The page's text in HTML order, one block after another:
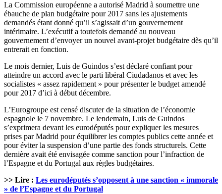
La Commission européenne a autorisé Madrid à soumettre une
ébauche de plan budgétaire pour 2017 sans les ajustements
demandés étant donné qu’il s’agissait d’un gouvernement
intérimaire. L’exécutif a toutefois demandé au nouveau
gouvernement d’envoyer un nouvel avant-projet budgétaire dès qu’il
entrerait en fonction.
Le mois dernier, Luis de Guindos s’est déclaré confiant pour
atteindre un accord avec le parti libéral Ciudadanos et avec les
socialistes « assez rapidement » pour présenter le budget amendé
pour 2017 d’ici à début décembre.
L’Eurogroupe est censé discuter de la situation de l’économie
espagnole le 7 novembre. Le lendemain, Luis de Guindos
s’exprimera devant les eurodéputés pour expliquer les mesures
prises par Madrid pour équilibrer les comptes publics cette année et
pour éviter la suspension d’une partie des fonds structurels. Cette
dernière avait été envisagée comme sanction pour l’infraction de
l’Espagne et du Portugal aux règles budgétaires.
>> Lire : Les eurodéputés s’opposent à une sanction « immorale
» de l’Espagne et du Portugal